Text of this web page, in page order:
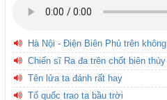
Hà Nội - Điện Biên Phủ trên không
Chiến sĩ Ra đa trên chốt biên thùy
Tên lửa ta đánh rất hay
Tổ quốc trao ta bầu trời